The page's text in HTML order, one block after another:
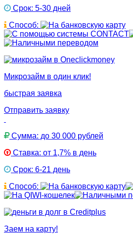
Срок: 5-30 дней
Способ:
Микрозайм в один клик!
быстрая заявка
Отправить заявку
Сумма: до 30 000 рублей
Ставка: от 1,7% в день
Срок: 6-21 день
Способ:
Заем на карту!